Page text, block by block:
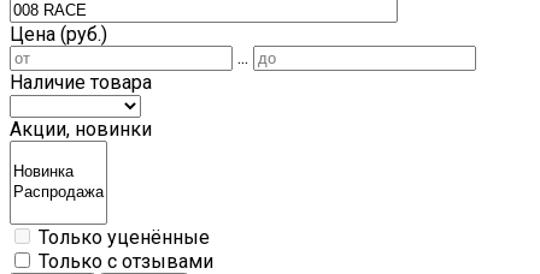
Цена (руб.)
...
Наличие товара
Акции, новинки
Только уценённые
Только с отзывами